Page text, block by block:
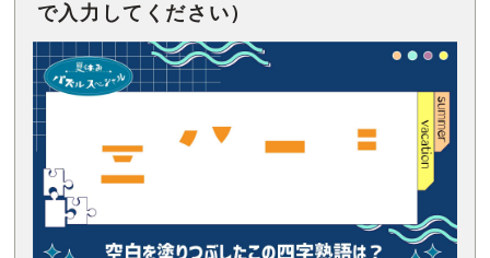
で入力してください）